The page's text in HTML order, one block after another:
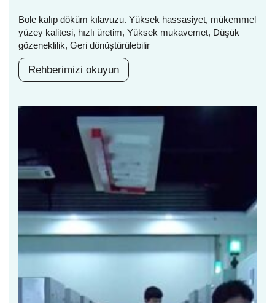
Bole kalıp döküm kılavuzu. Yüksek hassasiyet, mükemmel
yüzey kalitesi, hızlı üretim, Yüksek mukavemet, Düşük
gözeneklilik, Geri dönüştürülebilir
Rehberimizi okuyun